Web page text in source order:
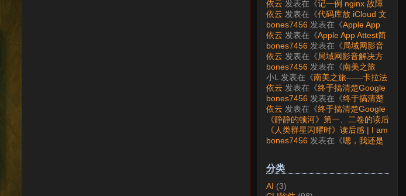
nginx 故障分析》
依云 发表在《记一例 nginx 故障
分析 》
依云 发表在《代码库放 iCloud 文
件夹会怎样？》
bones7456 发表在《Apple App
Attest简介》
依云 发表在《Apple App Attest简
介》
bones7456 发表在《局域网影音
解决方案——Jellyfin》
依云 发表在《局域网影音解决方
案——Jellyfin》
bones7456 发表在《南美之旅
——卡拉法特看莫雷诺大冰川》
小L 发表在《南美之旅——卡拉法
特看莫雷诺大冰川》
依云 发表在《终于搞清楚Google
账号的所属国家的逻辑了》
bones7456 发表在《终于搞清楚
Google账号的所属国家的逻辑
了》
依云 发表在《终于搞清楚Google
账号的所属国家的逻辑了》
《静静的顿河》第一、二卷的读后
感 | I am LAZY bones?发表在
《《人类群星闪耀时》读后感》
《人类群星闪耀时》读后感 | I am
LAZY bones?发表在《
《显微镜
bones7456 发表在《嗯，我还是
分类
AI (3)